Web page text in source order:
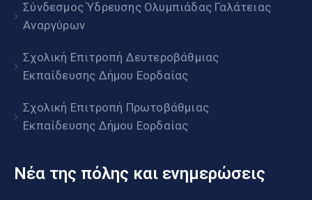
Σύνδεσμος Ύδρευσης Ολυμπιάδας Γαλάτειας
Αναργύρων
Σχολική Επιτροπή Δευτεροβάθμιας
Εκπαίδευσης Δήμου Εορδαίας
Σχολική Επιτροπή Πρωτοβάθμιας
Εκπαίδευσης Δήμου Εορδαίας
Νέα της πόλης και ενημερώσεις